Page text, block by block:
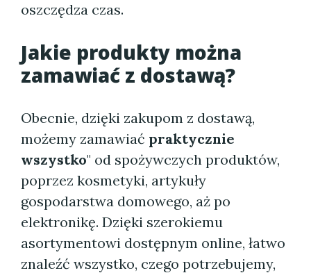
oszczędza czas.
Jakie produkty można
zamawiać z dostawą?
Obecnie, dzięki zakupom z dostawą,
możemy zamawiać praktycznie
wszystko" od spożywczych produktów,
poprzez kosmetyki, artykuły
gospodarstwa domowego, aż po
elektronikę. Dzięki szerokiemu
asortymentowi dostępnym online, łatwo
znaleźć wszystko, czego potrzebujemy,